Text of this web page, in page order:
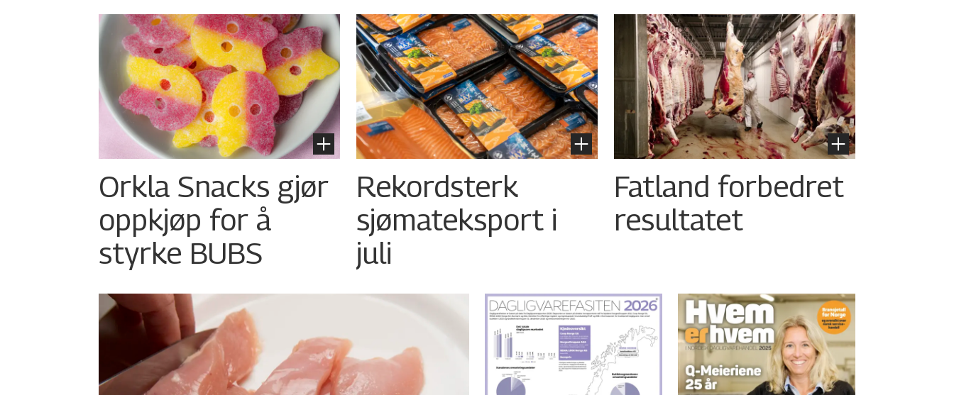
Orkla Snacks gjør
oppkjøp for å
styrke BUBS
Rekordsterk
sjømateksport i
juli
Fatland forbedret
resultatet